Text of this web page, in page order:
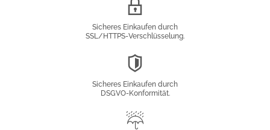
Sicheres Einkaufen durch
SSL/HTTPS-Verschlüsselung.
Sicheres Einkaufen durch
DSGVO-Konformität.